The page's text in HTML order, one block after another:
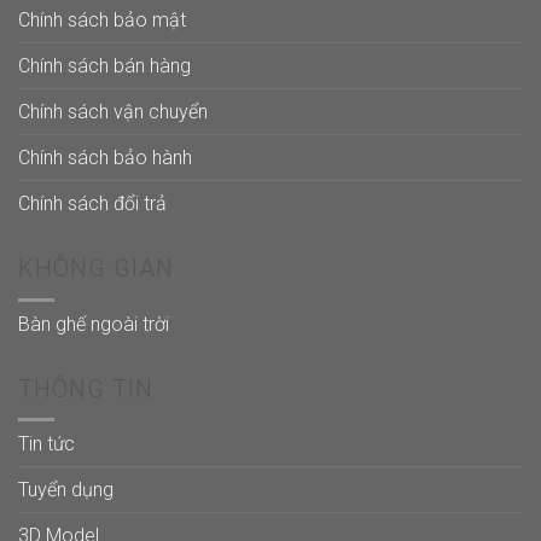
Chính sách bảo mật
Chính sách bán hàng
Chính sách vận chuyển
Chính sách bảo hành
Chính sách đổi trả
Bàn ghế ngoài trời
Tin tức
Tuyển dụng
3D Model